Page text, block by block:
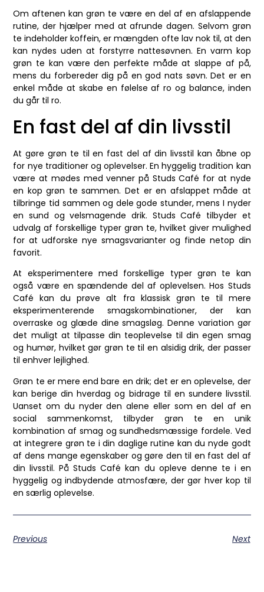
Om aftenen kan grøn te være en del af en afslappende
rutine, der hjælper med at afrunde dagen. Selvom grøn
te indeholder koffein, er mængden ofte lav nok til, at den
kan nydes uden at forstyrre nattesøvnen. En varm kop
grøn te kan være den perfekte måde at slappe af på,
mens du forbereder dig på en god nats søvn. Det er en
enkel måde at skabe en følelse af ro og balance, inden
du går til ro.
En fast del af din livsstil
At gøre grøn te til en fast del af din livsstil kan åbne op
for nye traditioner og oplevelser. En hyggelig tradition kan
være at mødes med venner på Studs Café for at nyde
en kop grøn te sammen. Det er en afslappet måde at
tilbringe tid sammen og dele gode stunder, mens I nyder
en sund og velsmagende drik. Studs Café tilbyder et
udvalg af forskellige typer grøn te, hvilket giver mulighed
for at udforske nye smagsvarianter og finde netop din
favorit.
At eksperimentere med forskellige typer grøn te kan
også være en spændende del af oplevelsen. Hos Studs
Café kan du prøve alt fra klassisk grøn te til mere
eksperimenterende smagskombinationer, der kan
overraske og glæde dine smagsløg. Denne variation gør
det muligt at tilpasse din teoplevelse til din egen smag
og humør, hvilket gør grøn te til en alsidig drik, der passer
til enhver lejlighed.
Grøn te er mere end bare en drik; det er en oplevelse, der
kan berige din hverdag og bidrage til en sundere livsstil.
Uanset om du nyder den alene eller som en del af en
social sammenkomst, tilbyder grøn te en unik
kombination af smag og sundhedsmæssige fordele. Ved
at integrere grøn te i din daglige rutine kan du nyde godt
af dens mange egenskaber og gøre den til en fast del af
din livsstil. På Studs Café kan du opleve denne te i en
hyggelig og indbydende atmosfære, der gør hver kop til
en særlig oplevelse.
Previous Next